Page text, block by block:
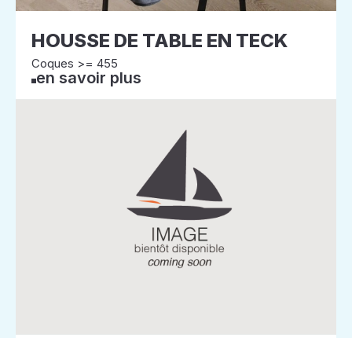
HOUSSE DE TABLE EN TECK
Coques >= 455
en savoir plus